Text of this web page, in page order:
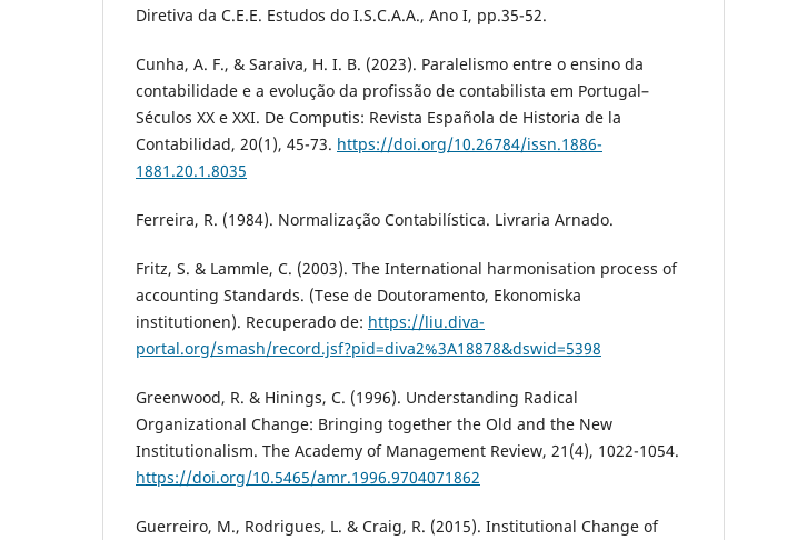
Diretiva da C.E.E. Estudos do I.S.C.A.A., Ano I, pp.35-52.
Cunha, A. F., & Saraiva, H. I. B. (2023). Paralelismo entre o ensino da
contabilidade e a evolução da profissão de contabilista em Portugal–
Séculos XX e XXI. De Computis: Revista Española de Historia de la
Contabilidad, 20(1), 45-73. https://doi.org/10.26784/issn.1886-
1881.20.1.8035
Ferreira, R. (1984). Normalização Contabilística. Livraria Arnado.
Fritz, S. & Lammle, C. (2003). The International harmonisation process of
accounting Standards. (Tese de Doutoramento, Ekonomiska
institutionen). Recuperado de: https://liu.diva-
portal.org/smash/record.jsf?pid=diva2%3A18878&dswid=5398
Greenwood, R. & Hinings, C. (1996). Understanding Radical
Organizational Change: Bringing together the Old and the New
Institutionalism. The Academy of Management Review, 21(4), 1022-1054.
https://doi.org/10.5465/amr.1996.9704071862
Guerreiro, M., Rodrigues, L. & Craig, R. (2015). Institutional Change of